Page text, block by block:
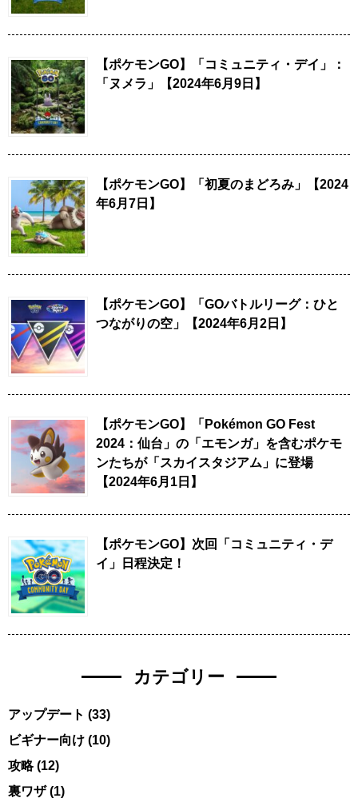
【ポケモンGO】「コミュニティ・デイ」：
「ヌメラ」【2024年6月9日】
【ポケモンGO】「初夏のまどろみ」【2024
年6月7日】
【ポケモンGO】「GOバトルリーグ：ひと
つながりの空」【2024年6月2日】
【ポケモンGO】「Pokémon GO Fest
2024：仙台」の「エモンガ」を含むポケモ
ンたちが「スカイスタジアム」に登場
【2024年6月1日】
【ポケモンGO】次回「コミュニティ・デ
イ」日程決定！
カテゴリー
アップデート (33)
ビギナー向け (10)
攻略(12)
裏ワザ(1)